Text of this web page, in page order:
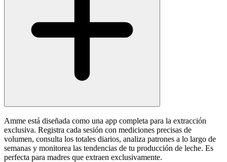
Amme está diseñada como una app completa para la extracción
exclusiva. Registra cada sesión con mediciones precisas de
volumen, consulta los totales diarios, analiza patrones a lo largo de
semanas y monitorea las tendencias de tu producción de leche. Es
perfecta para madres que extraen exclusivamente.